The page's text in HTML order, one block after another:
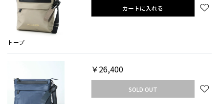
トープ
カートに入れる
￥26,400
SOLD OUT